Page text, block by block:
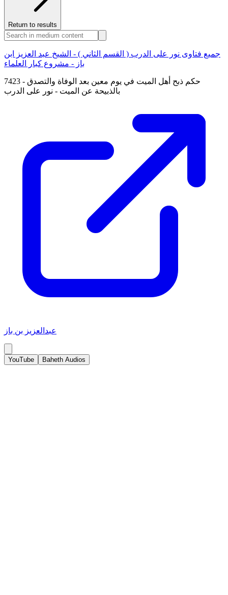
Return to results
جميع فتاوى نور على الدرب ( القسم الثاني ) - الشيخ عبد العزيز ابن
باز - مشروع كبار العلماء
7423 - حكم ذبح أهل الميت في يوم معين بعد الوفاة والتصدق
بالذبيحة عن الميت - نور على الدرب
عبدالعزيز بن باز
YouTube Baheth Audios